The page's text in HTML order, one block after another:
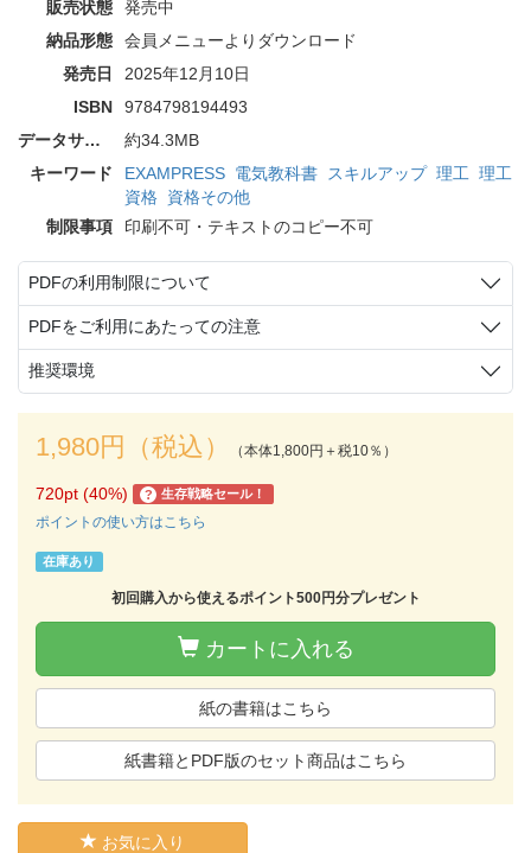
販売状態
発売中
納品形態
会員メニューよりダウンロード
発売日
2025年12月10日
ISBN
9784798194493
データサイズ
約34.3MB
キーワード
EXAMPRESS 電気教科書 スキルアップ 理工 理工
資格 資格その他
制限事項
印刷不可・テキストのコピー不可
PDFの利用制限について
PDFをご利用にあたっての注意
推奨環境
1,980円（税込） （本体1,800円＋税10％）
720pt (40%) ? 生存戦略セール！
ポイントの使い方はこちら
在庫あり
初回購入から使えるポイント500円分プレゼント
カートに入れる
紙の書籍はこちら
紙書籍とPDF版のセット商品はこちら
お気に入り